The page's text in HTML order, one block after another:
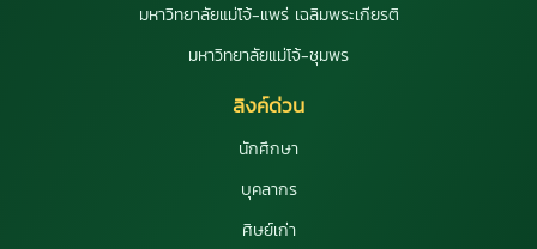
มหาวิทยาลัยแม่โจ้-แพร่ เฉลิมพระเกียรติ
มหาวิทยาลัยแม่โจ้-ชุมพร
ลิงค์ด่วน
นักศึกษา
บุคลากร
ศิษย์เก่า